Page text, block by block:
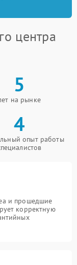
центра
5
на рынке
4
опыт работы
и прошедшие
корректную